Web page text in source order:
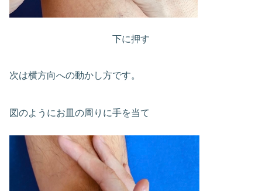
下に押す
次は横方向への動かし方です。
図のようにお皿の周りに手を当て